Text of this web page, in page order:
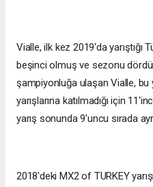
Vialle, ilk kez 2019'da yarıştığı
beşinci olmuş ve sezonu
şampiyonluğa ulaşan Vialle, bu
yarışlarına katılmadığı için
yarış sonunda 9'uncu sırada
2018'deki MX2 of TURKEY